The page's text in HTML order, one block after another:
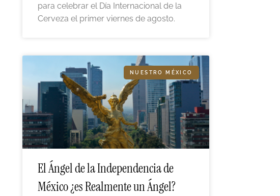
para celebrar el Día Internacional de la
Cerveza el primer viernes de agosto.
NUESTRO MÉXICO
El Ángel de la Independencia de
México ¿es Realmente un Ángel?